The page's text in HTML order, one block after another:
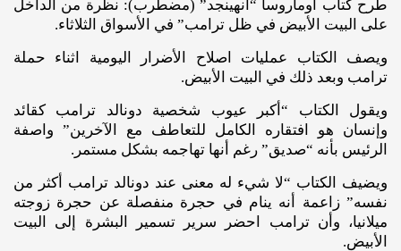
طرح كتاب اوماروسا “أنهينجد” (مضطرب): نظرة من الداخل
على البيت الأبيض في ظل ترامب” في الأسواق الثلاثاء.
ويصف الكتاب عمليات اصلاح الأضرار اليومية اثناء حملة
ترامب وبعد ذلك في البيت الأبيض.
ويقول الكتاب “أكبر عيوب شخصية دونالد ترامب كقائد
وإنسان هو افتقاره الكامل للتعاطف مع الآخرين” واصفة
الرئيس بأنه “صديق” رغم أنها تهاجمه بشكل مستمر.
ويضيف الكتاب “لا شيء له معنى عند دونالد ترامب أكثر من
نفسه” زاعمة أنه ينام في حجرة منفصلة عن حجرة زوجته
ميلانيا، وأن ترامب احضر سرير تسمير البشرة إلى البيت
الأبيض.